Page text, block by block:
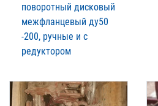
поворотный дисковый
межфланцевый ду50
-200, ручные и с
редуктором